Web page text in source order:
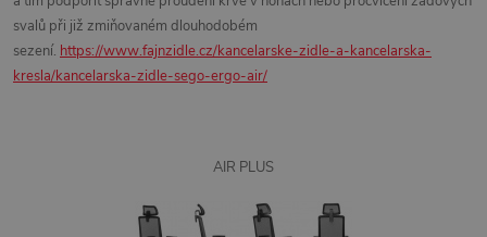
svalů při již zmiňovaném dlouhodobém
sezení. https://www.fajnzidle.cz/kancelarske-zidle-a-kancelarska-
kresla/kancelarska-zidle-sego-ergo-air/
AIR PLUS